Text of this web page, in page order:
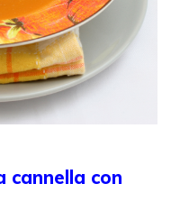
cannella con